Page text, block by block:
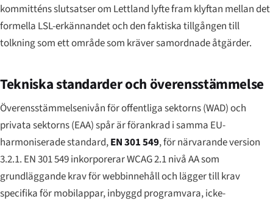
kommitténs slutsatser om Lettland lyfte fram klyftan mellan det
formella LSL-erkännandet och den faktiska tillgången till
tolkning som ett område som kräver samordnade åtgärder.
Tekniska standarder och överensstämmelse
Överensstämmelsenivån för offentliga sektorns (WAD) och
privata sektorns (EAA) spår är förankrad i samma EU-
harmoniserade standard,EN 301 549, för närvarande version
3.2.1. EN 301 549 inkorporerar WCAG 2.1 nivå AA som
grundläggande krav för webbinnehåll och lägger till krav
specifika för mobilappar, inbyggd programvara, icke-